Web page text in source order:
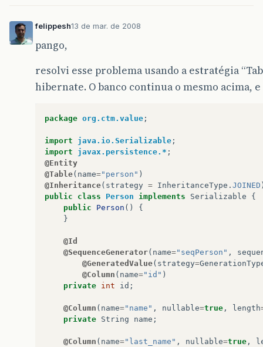
felippesh13 de mar. de 2008
pango,
resolvi esse problema usando a estratégia
hibernate. O banco continua o mesmo acima,
package org.ctm.value ;
import java.io.Serializable ;
import
javax.persistence.* ;
@Entity
@Table( name="person" )
@Inheritance( strategy = InheritanceType . JOINED
public
class Person implements Serializable
{
public
Person ()
{
}
@Id
@SequenceGenerator( name="seqPerson" ,
@GeneratedValue( strategy=
@Column ( name="id" )
private int id ;
@Column ( name="name" , nullable=true , length
private String name ;
@Column ( name="last_name" , nullable=true ,